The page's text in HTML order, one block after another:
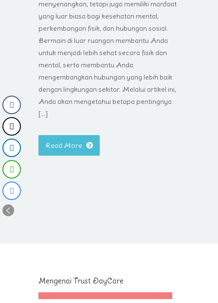
menyenangkan, tetapi juga memiliki manfaat
yang luar biasa bagi kesehatan mental,
perkembangan fisik, dan hubungan sosial.
Bermain di luar ruangan membantu Anda
untuk menjadi lebih sehat secara fisik dan
mental, serta membantu Anda
mengembangkan hubungan yang lebih baik
dengan lingkungan sekitar. Melalui artikel ini,
Anda akan mengetahui betapa pentingnya
[…]
Read More
Mengenai Trust DayCare